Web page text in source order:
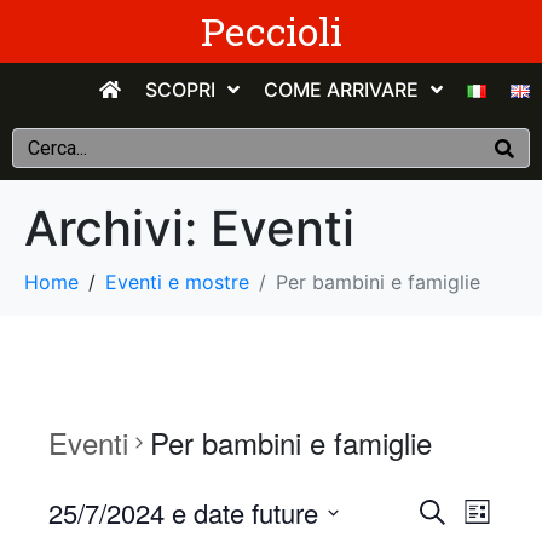
Peccioli
SCOPRI COME ARRIVARE
Archivi: Eventi
Home Eventi e mostre Per bambini e famiglie
Eventi Per bambini e famiglie
E
C
E
E
25/7/2024 e date future